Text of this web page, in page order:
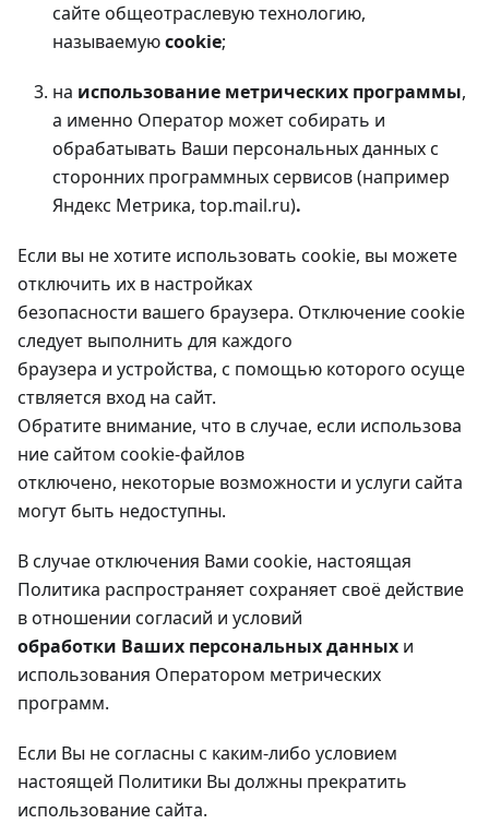
сайте общеотраслевую технологию,
называемуюcookie;
на использование метрических программы,
а именно Оператор может собирать и
обрабатывать Ваши персональных данных с
сторонних программных сервисов (например
Яндекс Метрика, top.mail.ru).
Если вы не хотите использовать cookie, вы можете
отключить их в настройках
безопасности вашего браузера. Отключение cookie
следует выполнить для каждого
браузера и устройства, с помощью которого осуще
ствляется вход на сайт.
Обратите внимание, что в случае, если использова
ние сайтом cookie-файлов
отключено, некоторые возможности и услуги сайта
могут быть недоступны.
В случае отключения Вами cookie, настоящая
Политика распространяет сохраняет своё действие
в отношении согласий и условий
обработки Ваших персональных данных и
использования Оператором метрических
программ.
Если Вы не согласны с каким-либо условием
настоящей Политики Вы должны прекратить
использование сайта.